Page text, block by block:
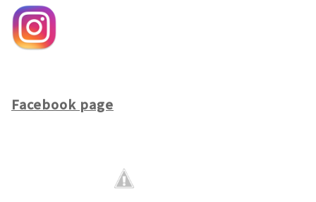
Facebook page